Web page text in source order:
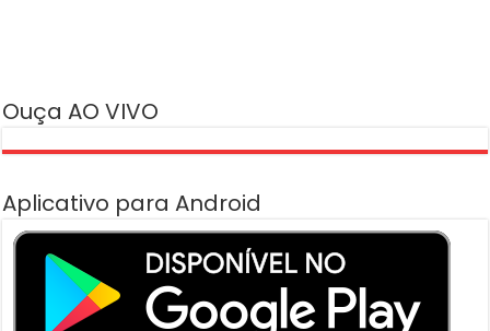
Ouça AO VIVO
Aplicativo para Android